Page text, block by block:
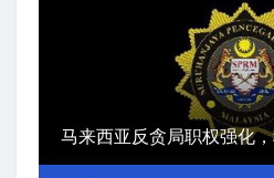
马来西亚反贪局职权强化